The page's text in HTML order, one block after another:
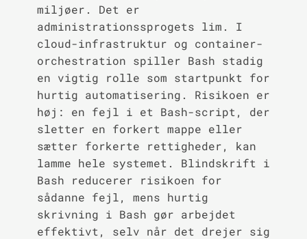
miljøer. Det er
administrationssprogets lim. I
cloud-infrastruktur og container-
orchestration spiller Bash stadig
en vigtig rolle som startpunkt for
hurtig automatisering. Risikoen er
høj: en fejl i et Bash-script, der
sletter en forkert mappe eller
sætter forkerte rettigheder, kan
lamme hele systemet. Blindskrift i
Bash reducerer risikoen for
sådanne fejl, mens hurtig
skrivning i Bash gør arbejdet
effektivt, selv når det drejer sig